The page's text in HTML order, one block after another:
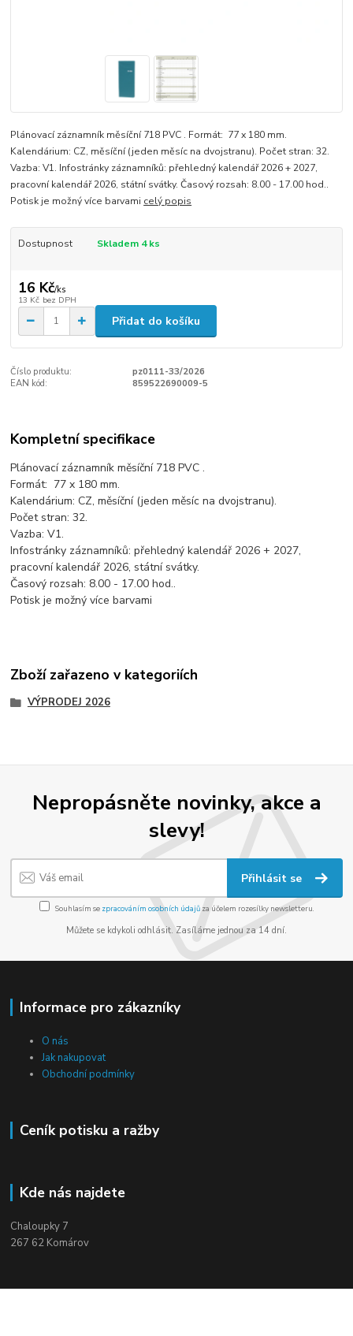
Plánovací záznamník měsíční 718 PVC . Formát: 77 x 180 mm.
Kalendárium: CZ, měsíční (jeden měsíc na dvojstranu). Počet stran: 32.
Vazba: V1. Infostránky záznamníků: přehledný kalendář 2026 + 2027,
pracovní kalendář 2026, státní svátky. Časový rozsah: 8.00 - 17.00 hod..
Potisk je možný více barvami celý popis
Dostupnost Skladem 4 ks
16 Kč/ks
13 Kč bez DPH
Přidat do košíku
Číslo produktu:
pz0111-33/2026
EAN kód:
859522690009-5
Kompletní specifikace
Plánovací záznamník měsíční 718 PVC .
Formát: 77 x 180 mm.
Kalendárium: CZ, měsíční (jeden měsíc na dvojstranu).
Počet stran: 32.
Vazba: V1.
Infostránky záznamníků: přehledný kalendář 2026 + 2027,
pracovní kalendář 2026, státní svátky.
Časový rozsah: 8.00 - 17.00 hod..
Potisk je možný více barvami
Zboží zařazeno v kategoriích
VÝPRODEJ 2026
Nepropásněte novinky, akce a
slevy!
Přihlásit se
Souhlasím se zpracováním osobních údajůza účelem rozesílky newsletteru.
Můžete se kdykoli odhlásit. Zasíláme jednou za 14 dní.
Informace pro zákazníky
O nás
Jak nakupovat
Obchodní podmínky
Ceník potisku a ražby
Kde nás najdete
Chaloupky 7
267 62 Komárov